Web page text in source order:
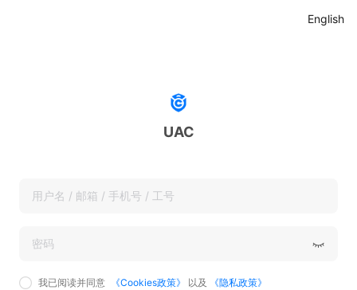
English
UAC
我已阅读并同意 《Cookies政策》 以及 《隐私政策》